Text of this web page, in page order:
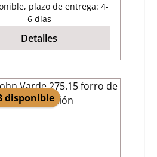
plazo de entrega: 4-
6 días
Detalles
disponible